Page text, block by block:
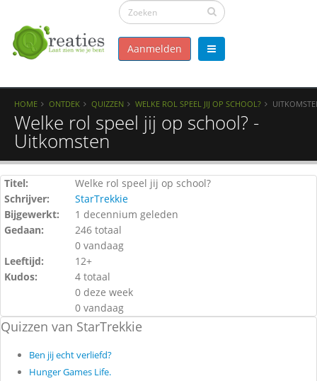
Aanmelden
HOME ONTDEK QUIZZEN WELKE ROL SPEEL JIJ OP SCHOOL?
Welke rol speel jij op school? -
Uitkomsten
Titel:
Welke rol speel jij op school?
Schrijver:
StarTrekkie
Bijgewerkt:
1 decennium geleden
Gedaan:
246 totaal
0 vandaag
Leeftijd:
12+
Kudos:
4 totaal
0 deze week
0 vandaag
Quizzen van StarTrekkie
Ben jij echt verliefd?
Hunger Games Life.